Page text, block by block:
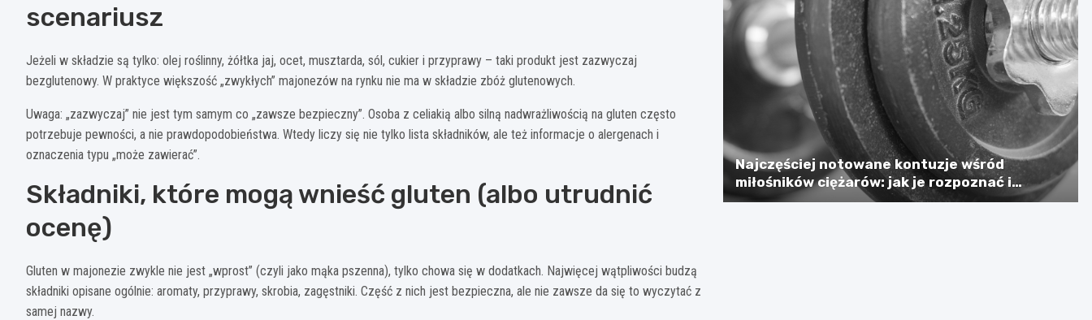
scenariusz
Jeżeli w składzie są tylko: olej roślinny, żółtka jaj, ocet, musztarda, sól, cukier i przyprawy – taki produkt jest zazwyczaj
bezglutenowy. W praktyce większość „zwykłych” majonezów na rynku nie ma w składzie zbóż glutenowych.
Uwaga: „zazwyczaj” nie jest tym samym co „zawsze bezpieczny”. Osoba z celiakią albo silną nadwrażliwością na gluten często
potrzebuje pewności, a nie prawdopodobieństwa. Wtedy liczy się nie tylko lista składników, ale też informacje o alergenach i
oznaczenia typu „może zawierać”.
Składniki, które mogą wnieść gluten (albo utrudnić
ocenę)
Gluten w majonezie zwykle nie jest „wprost” (czyli jako mąka pszenna), tylko chowa się w dodatkach. Najwięcej wątpliwości budzą
składniki opisane ogólnie: aromaty, przyprawy, skrobia, zagęstniki. Część z nich jest bezpieczna, ale nie zawsze da się to wyczytać z
samej nazwy.
Najczęściej notowane kontuzje wśród
miłośników ciężarów: jak je rozpoznać i
zapobiegać?